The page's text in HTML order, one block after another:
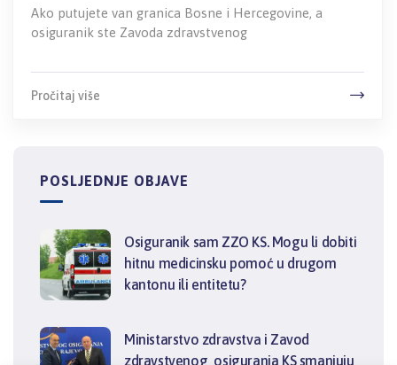
Ako putujete van granica Bosne i Hercegovine, a
osiguranik ste Zavoda zdravstvenog
Pročitaj više
POSLJEDNJE OBJAVE
Osiguranik sam ZZO KS. Mogu li dobiti
hitnu medicinsku pomoć u drugom
kantonu ili entitetu?
Ministarstvo zdravstva i Zavod
zdravstvenog osiguranja KS smanjuju